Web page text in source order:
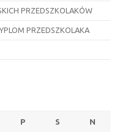
PRZEDSZKOLAKÓW
PRZEDSZKOLAKA
P S N